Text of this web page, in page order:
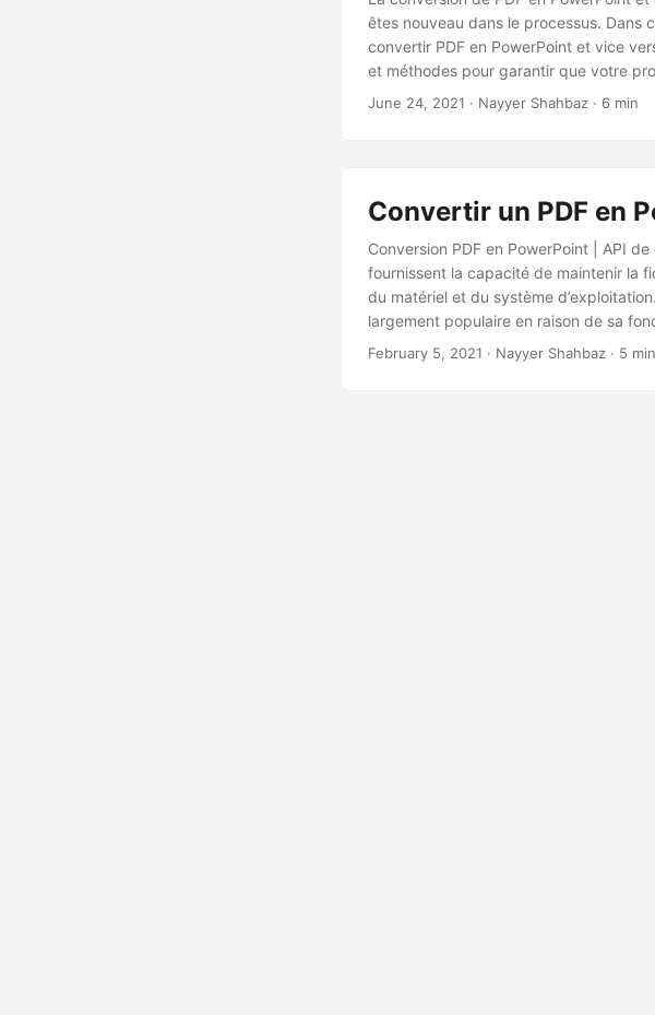
êtes nouveau dans le processus. Dans
convertir PDF en PowerPoint et vice
et méthodes pour garantir que votre
étape par étape vous aidera à
June 24, 2021 · Nayyer Shahbaz · 6 min
Convertir un PDF en
Conversion PDF en PowerPoint | API
fournissent la capacité de maintenir la
du matériel et du système
largement populaire en raison de sa
d’aspect des éléments. De même,
February 5, 2021 · Nayyer Shahbaz · 5 min